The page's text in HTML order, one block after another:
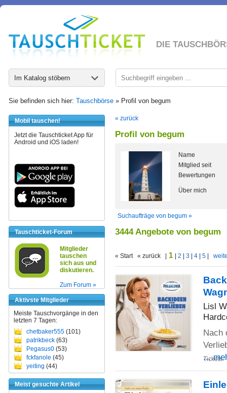
DIE
Im Katalog stöbern
Sie befinden sich hier: Tauschbörse » Profil von begum
Mobil tauschen!
Jetzt die Tauschticket App für
Android und iOS laden!
Tauschticket-Forum
Mitglieder
tauschen
sich aus und
diskutieren.
Zum Forum »
Aktivste Mitglieder
Meiste Tauschvorgänge in den
letzten 7 Tagen:
chetbaker555 (101)
patrikbeck (63)
Pegasus0 (53)
fckfanole (45)
yeiting (44)
Meist gesuchte Artikel
« zurück
Profil von begum
Name
Mitglied seit
Bewertungen
Über mich
Suchaufträge von begum »
3444 Angebote von begum
« Start « zurück | 1 2 3 4 5
Lisl
Nach
...
Tickets: